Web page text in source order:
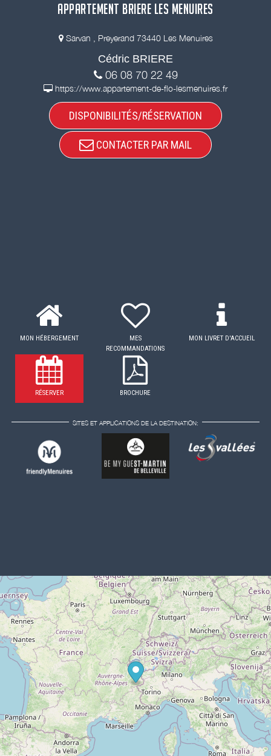
APPARTEMENT BRIERE LES MENUIRES
Sarvan , Preyerand 73440 Les Menuires
Cédric BRIERE
06 08 70 22 49
https://www.appartement-de-flo-lesmenuires.fr
DISPONIBILITÉS/RÉSERVATION
CONTACTER PAR MAIL
MON HÉBERGEMENT
MES
RECOMMANDATIONS
MON LIVRET D'ACCUEIL
RÉSERVER BROCHURE
SITES ET APPLICATIONS DE LA DESTINATION: